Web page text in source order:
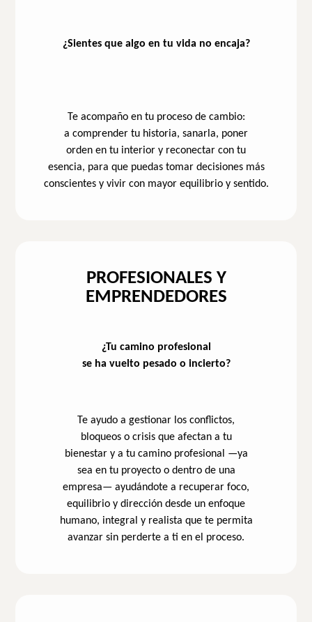
¿Sientes que algo en tu vida no encaja?
Te acompaño en tu proceso de cambio:
a comprender tu historia, sanarla, poner
orden en tu interior y reconectar con tu
esencia, para que puedas tomar decisiones más
conscientes y vivir con mayor equilibrio y sentido.
PROFESIONALES Y
EMPRENDEDORES
¿Tu camino profesional
se ha vuelto pesado o incierto?
Te ayudo a gestionar los conflictos,
bloqueos o crisis que afectan a tu
bienestar y a tu camino profesional —ya
sea en tu proyecto o dentro de una
empresa— ayudándote a recuperar foco,
equilibrio y dirección desde un enfoque
humano, integral y realista que te permita
avanzar sin perderte a ti en el proceso.